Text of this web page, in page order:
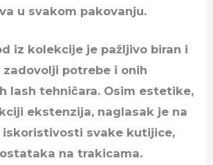
u svakom pakovanju.
iz kolekcije je pažljivo biran i
potrebe i onih
lash tehničara. Osim estetike,
ekstenzija, naglasak je na
iskoristivosti svake kutijice,
na trakicama.